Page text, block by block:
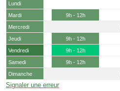
Lundi
Mardi
9h - 12h
Mercredi
Jeudi
9h - 12h
Vendredi
9h - 12h
Samedi
9h - 12h
Dimanche
Signaler une erreur